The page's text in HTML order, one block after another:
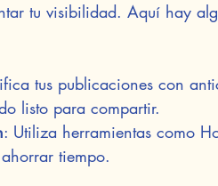
tu visibilidad. Aquí hay
tus publicaciones con
listo para compartir.
: Utiliza herramientas como
tiempo.